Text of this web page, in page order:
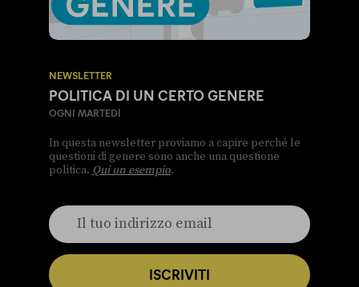
NEWSLETTER
POLITICA DI UN CERTO GENERE
OGNI MARTEDÌ
In questa newsletter proviamo a capire perché le
questioni di genere sono anche una questione
politica. Qui un esempio.
ISCRIVITI